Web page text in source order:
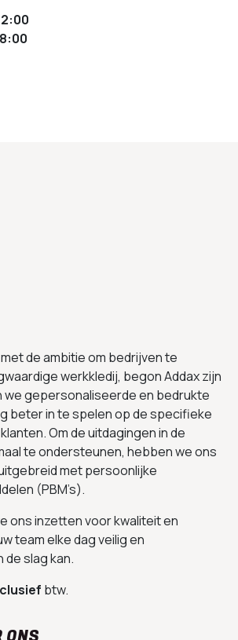
de ambitie om bedrijven te
werkkledij, begon Addax zijn
we gepersonaliseerde en bedrukte
beter in te spelen op de specifieke
Om de uitdagingen in de
te ondersteunen, hebben we ons
met persoonlijke
(PBM’s).
ons inzetten voor kwaliteit en
team elke dag veilig en
slag kan.
btw.